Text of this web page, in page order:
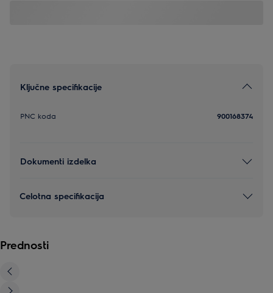
Ključne specifikacije
PNC koda 900168374
Dokumenti izdelka
Celotna specifikacija
Prednosti